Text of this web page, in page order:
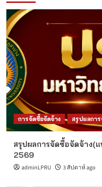
การจัดซื้อจัดจ้าง สรุปผลกา
สรุปผลการจัดซื้อจัดจ้าง(
2569
adminLPRU 3 สัปดาห์ ago